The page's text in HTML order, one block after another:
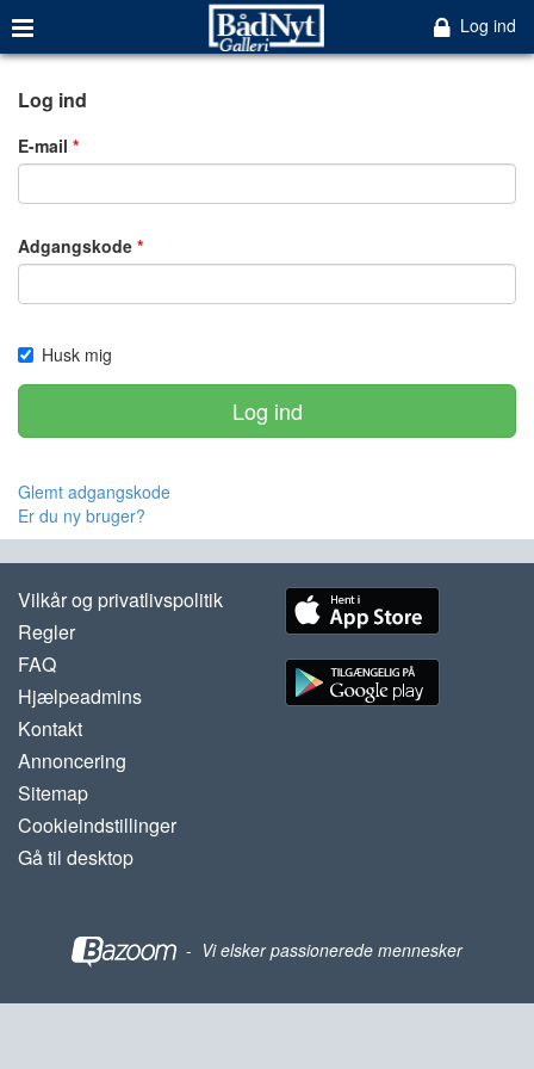
Log ind
Log ind
E-mail
Adgangskode
Husk mig
Log ind
Glemt adgangskode
Er du ny bruger?
Vilkår og privatlivspolitik
Regler
FAQ
Hjælpeadmins
Kontakt
Annoncering
Sitemap
Cookieindstillinger
Gå til desktop
- Vi elsker passionerede mennesker